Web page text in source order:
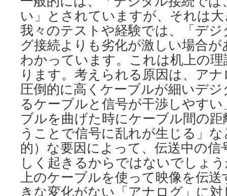
い」とされていますが、それは
我々のテストや経験では、「デ
グ接続よりも劣化が激しい場合
わかっています。これは机上の
ります。考えられる原因は、ア
圧倒的に高くケーブルが細いデ
るケーブルと信号が干渉しやす
ブルを曲げた時にケーブル間の
うことで信号に乱れが生じる」
的）な要因によって、伝送中の信
しく起きるからではないでしょ
上のケーブルを使って映像を伝
きな変化がない「アナログ」に